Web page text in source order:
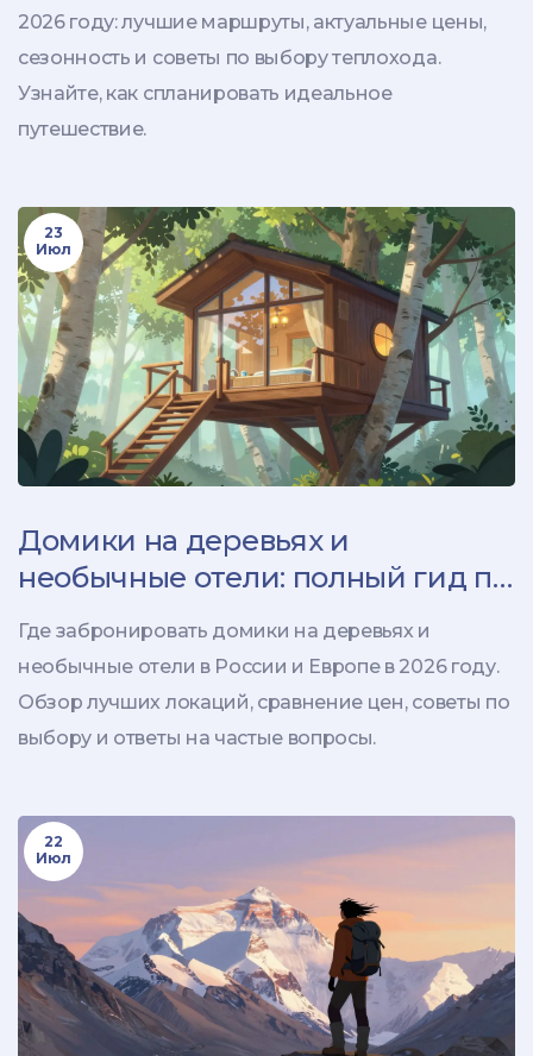
2026 году: лучшие маршруты, актуальные цены,
сезонность и советы по выбору теплохода.
Узнайте, как спланировать идеальное
путешествие.
23
Июл
Домики на деревьях и
необычные отели: полный гид по
бронированию в 2026 году
Где забронировать домики на деревьях и
необычные отели в России и Европе в 2026 году.
Обзор лучших локаций, сравнение цен, советы по
выбору и ответы на частые вопросы.
22
Июл